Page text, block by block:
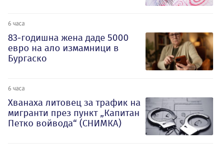
6 часа
83-годишна жена даде 5000
евро на ало измамници в
Бургаско
6 часа
Хванаха литовец за трафик на
мигранти през пункт „Капитан
Петко войвода“ (СНИМКА)